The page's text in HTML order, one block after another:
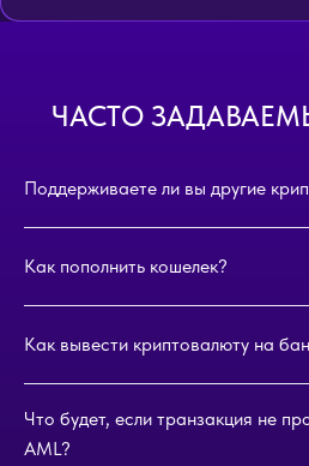
ЧАСТО
Поддерживаете ли вы другие
Как пополнить кошелек?
Как вывести криптовалюту на
Что будет, если транзакция не
AML?